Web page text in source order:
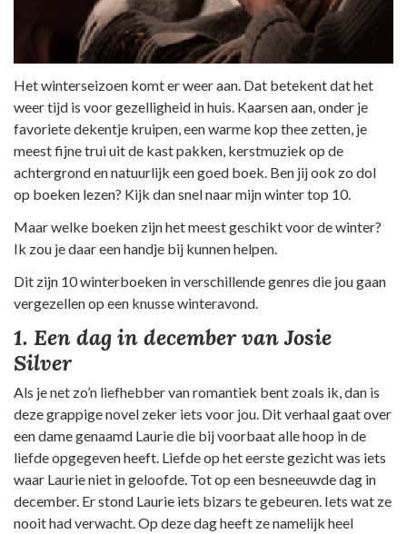
Het winterseizoen komt er weer aan. Dat betekent dat het
weer tijd is voor gezelligheid in huis. Kaarsen aan, onder je
favoriete dekentje kruipen, een warme kop thee zetten, je
meest fijne trui uit de kast pakken, kerstmuziek op de
achtergrond en natuurlijk een goed boek. Ben jij ook zo dol
op boeken lezen? Kijk dan snel naar mijn winter top 10.
Maar welke boeken zijn het meest geschikt voor de winter?
Ik zou je daar een handje bij kunnen helpen.
Dit zijn 10 winterboeken in verschillende genres die jou gaan
vergezellen op een knusse winteravond.
1. Een dag in december van Josie
Silver
Als je net zo’n liefhebber van romantiek bent zoals ik, dan is
deze grappige novel zeker iets voor jou. Dit verhaal gaat over
een dame genaamd Laurie die bij voorbaat alle hoop in de
liefde opgegeven heeft. Liefde op het eerste gezicht was iets
waar Laurie niet in geloofde. Tot op een besneeuwde dag in
december. Er stond Laurie iets bizars te gebeuren. Iets wat ze
nooit had verwacht. Op deze dag heeft ze namelijk heel